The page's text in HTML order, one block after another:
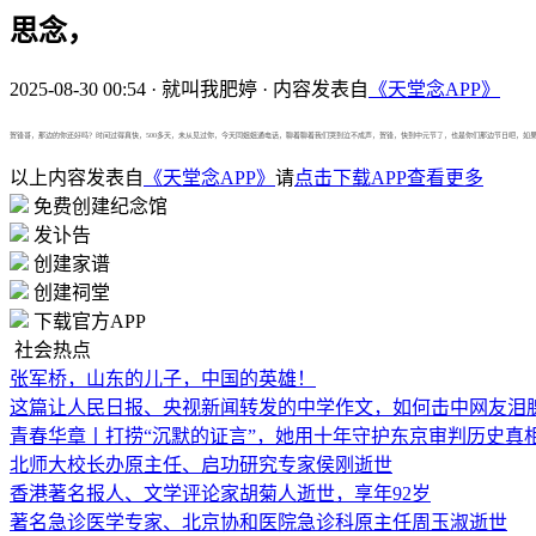
思念，
2025-08-30 00:54 · 就叫我肥婷 · 内容发表自 《天堂念APP》
贺锋哥，那边的你还好吗？时间过得真快，500多天，未从见过你，今天同姐姐通电话，聊着聊着我们哭到泣不成声，贺锋，快到中元节了，也是你们那边节日吧，如
以上内容发表自 《天堂念APP》 请点击下载APP查看更多
免费创建纪念馆
发讣告
创建家谱
创建祠堂
下载官方APP
社会热点
张军桥，山东的儿子，中国的英雄！
这篇让人民日报、央视新闻转发的中学作文，如何击中网友
青春华章丨打捞“沉默的证言”，她用十年守护东京审判历史真
北师大校长办原主任、启功研究专家侯刚逝世
香港著名报人、文学评论家胡菊人逝世，享年92岁
著名急诊医学专家、北京协和医院急诊科原主任周玉淑逝世